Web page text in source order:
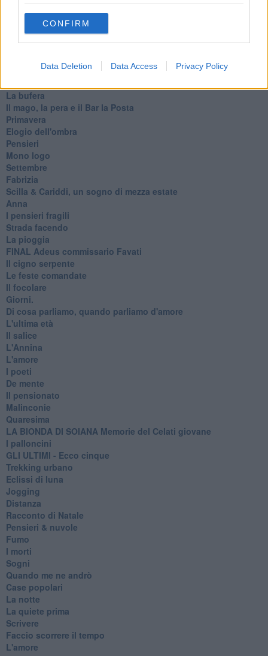
CONFIRM
Data Deletion Data Access Privacy Policy
L'Oscuro
Generazioni
Cristobal
Il paese dei balocchi
La balena
La bufera
Il mago, la pera e il Bar la Posta
Primavera
Elogio dell'ombra
Pensieri
Mono logo
Settembre
Fabrizia
​Scilla & Cariddi, un sogno di mezza estate
Anna
I pensieri fragili
Strada facendo
La pioggia
FINAL Adeus commissario Favati
Il cigno serpente
Le feste comandate
Il focolare
Giorni.
Di cosa parliamo, quando parliamo d'amore
L'ultima età
Il salice
L'Annina
L'amore
I poeti
De mente
Il pensionato
Malinconie
Quaresima
LA BIONDA DI SOIANA Memorie del Celati giovane
I palloncini
GLI ULTIMI - Ecco cinque
Trekking urbano
Eclissi di luna
Jogging
Distanza
Racconto di Natale
Pensieri & nuvole
Fumo
I morti
Sogni
Quando me ne andrò
Case popolari
La notte
La quiete prima
Scrivere
Faccio scorrere il tempo
L'amore